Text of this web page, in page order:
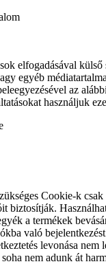
elfogadásával
egyéb
az
használjuk
Cookie-k
biztosítják.
a termékek
való
levonása nem
nem adunk át